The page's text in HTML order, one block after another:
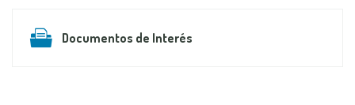
Documentos de Interés